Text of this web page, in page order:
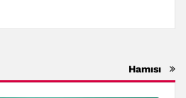
Hamısı